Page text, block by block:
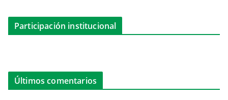
Participación institucional
Últimos comentarios